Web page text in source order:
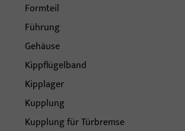
Formteil
Führung
Gehäuse
Kippflügelband
Kipplager
Kupplung
Kupplung für Türbremse